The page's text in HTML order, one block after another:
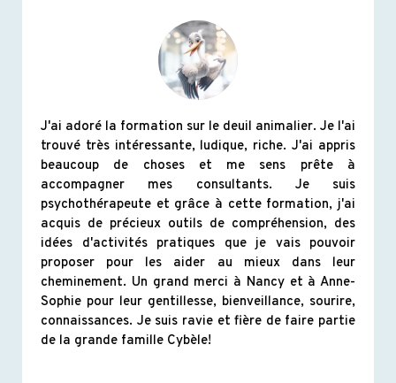
J'ai adoré la formation sur le deuil animalier. Je l'ai
trouvé très intéressante, ludique, riche. J'ai appris
beaucoup de choses et me sens prête à
accompagner mes consultants. Je suis
psychothérapeute et grâce à cette formation, j'ai
acquis de précieux outils de compréhension, des
idées d'activités pratiques que je vais pouvoir
proposer pour les aider au mieux dans leur
cheminement. Un grand merci à Nancy et à Anne-
Sophie pour leur gentillesse, bienveillance, sourire,
connaissances. Je suis ravie et fière de faire partie
de la grande famille Cybèle!